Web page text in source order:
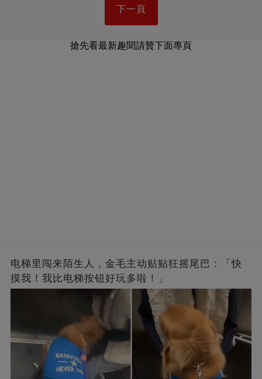
下一頁
搶先看最新趣聞請贊下面專頁
电梯里闯来陌生人，金毛主动贴贴狂摇尾巴：「快
摸我！我比电梯按钮好玩多啦！」